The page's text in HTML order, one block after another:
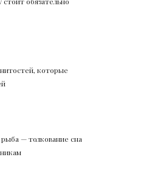
которые
— толкование сна